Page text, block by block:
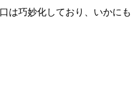
は巧妙化しており、いかにも